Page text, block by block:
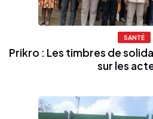
SANTÉ
Prikro : Les timbres de
sur les